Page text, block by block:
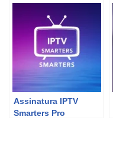
Assinatura IPTV
Smarters Pro